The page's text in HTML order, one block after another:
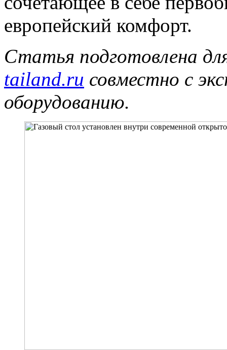
европейский комфорт.
Статья подготовлена
tailand.ru совместно с
оборудованию.